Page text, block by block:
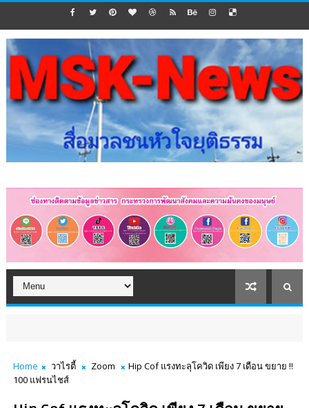
Home วาไรตี้ Zoom
Hip Cof แรงทะลุโควิด เพียง 7 เดือน ขยาย !!
100 แฟรนไชส์